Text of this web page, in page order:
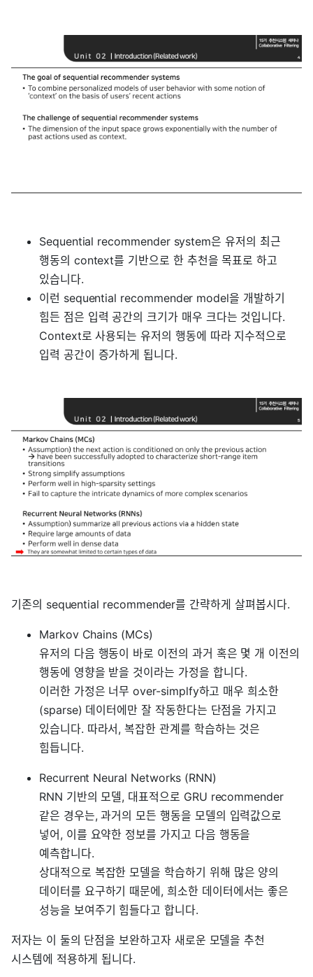
Sequential recommender system은 유저의 최근
행동의 context를 기반으로 한 추천을 목표로 하고
있습니다.
이런 sequential recommender model을 개발하기
힘든 점은 입력 공간의 크기가 매우 크다는 것입니다.
Context로 사용되는 유저의 행동에 따라 지수적으로
입력 공간이 증가하게 됩니다.
기존의 sequential recommender를 간략하게 살펴봅시다.
Markov Chains (MCs)
유저의 다음 행동이 바로 이전의 과거 혹은 몇 개 이전의
행동에 영향을 받을 것이라는 가정을 합니다.
이러한 가정은 너무 over-simplfy하고 매우 희소한
(sparse) 데이터에만 잘 작동한다는 단점을 가지고
있습니다. 따라서, 복잡한 관계를 학습하는 것은
힘듭니다.
Recurrent Neural Networks (RNN)
RNN 기반의 모델, 대표적으로 GRU recommender
같은 경우는, 과거의 모든 행동을 모델의 입력값으로
넣어, 이를 요약한 정보를 가지고 다음 행동을
예측합니다.
상대적으로 복잡한 모델을 학습하기 위해 많은 양의
데이터를 요구하기 때문에, 희소한 데이터에서는 좋은
성능을 보여주기 힘들다고 합니다.
저자는 이 둘의 단점을 보완하고자 새로운 모델을 추천
시스템에 적용하게 됩니다.